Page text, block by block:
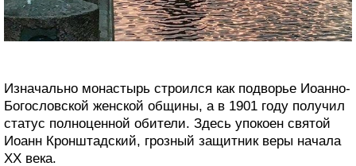
Изначально монастырь строился как подворье Иоанно-
Богословской женской общины, а в 1901 году получил
статус полноценной обители. Здесь упокоен святой
Иоанн Кронштадский, грозный защитник веры начала
XX века.